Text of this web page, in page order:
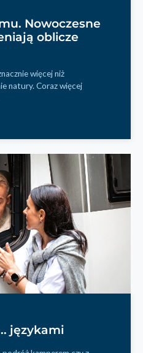
Nowoczesne
oblicze
więcej niż
natury. Coraz więcej
językami